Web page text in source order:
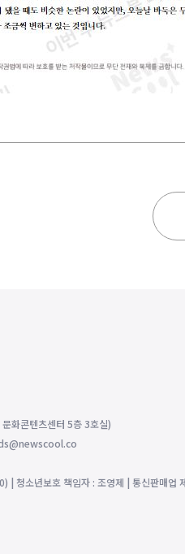
화콘텐츠센터 5층 3호실)
| 청소년보호 책임자 : 조영제 | 통신판